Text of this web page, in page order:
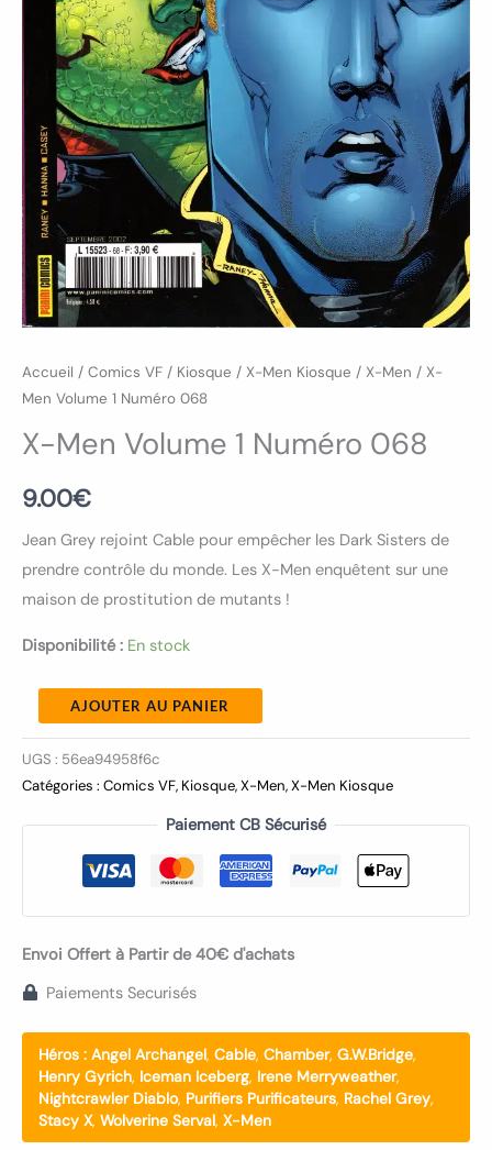
Accueil / Comics VF / Kiosque / X-Men Kiosque / X-Men / X-
Men Volume 1 Numéro 068
X-Men Volume 1 Numéro 068
9.00€
Jean Grey rejoint Cable pour empêcher les Dark Sisters de
prendre contrôle du monde. Les X-Men enquêtent sur une
maison de prostitution de mutants !
Disponibilité : En stock
AJOUTER AU PANIER
UGS : 56ea94958f6c
Catégories : Comics VF, Kiosque,X-Men,X-Men Kiosque
Paiement CB Sécurisé
Envoi Offert à Partir de 40€ d'achats
Paiements Securisés
Héros : Angel Archangel, Cable, Chamber, G.W.Bridge,
Henry Gyrich, Iceman Iceberg, Irene Merryweather,
Nightcrawler Diablo, Purifiers Purificateurs, Rachel Grey,
Stacy X, Wolverine Serval, X-Men